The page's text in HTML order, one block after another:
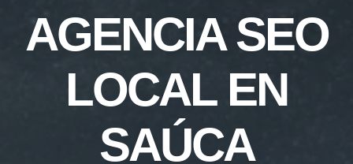
AGENCIA SEO
LOCAL EN
SAÚCA